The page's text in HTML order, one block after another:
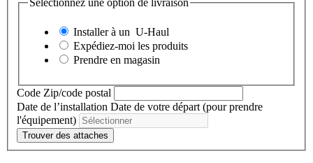
Sélectionnez une option de livraison
Installer à un U-Haul
Expédiez-moi les produits
Prendre en magasin
Code Zip/code postal
Date de l’installation Date de votre départ (pour prendre
l'équipement)
Trouver des attaches